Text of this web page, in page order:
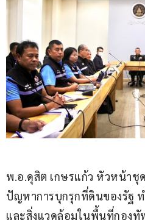
พ.อ.ดุสิต เกษรแก้ว หัวหน้าชุ
ปัญหาการบุกรุกที่ดินของรัฐ
และสิ่งแวดล้อมในพื้นที่กองทั